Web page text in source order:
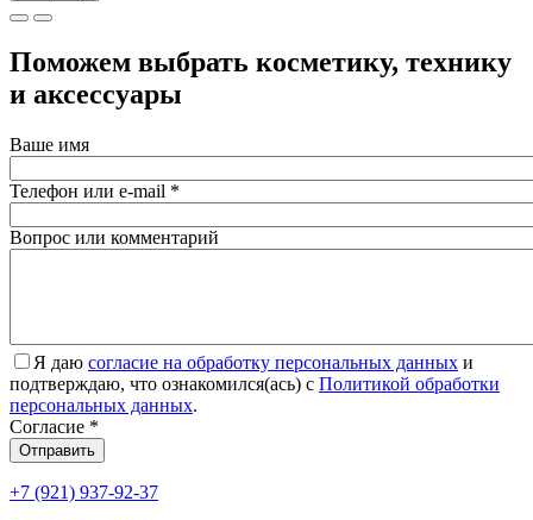
Поможем выбрать косметику, технику
и аксессуары
Ваше имя
Телефон или e-mail *
Вопрос или комментарий
Я даю согласие на обработку персональных данных и
подтверждаю, что ознакомился(ась) с Политикой обработки
персональных данных.
Согласие *
Отправить
+7 (921) 937-92-37